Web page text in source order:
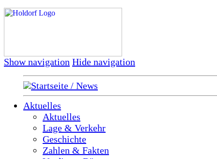
Show navigation Hide navigation
Startseite / News
Aktuelles
Aktuelles
Lage & Verkehr
Geschichte
Zahlen & Fakten